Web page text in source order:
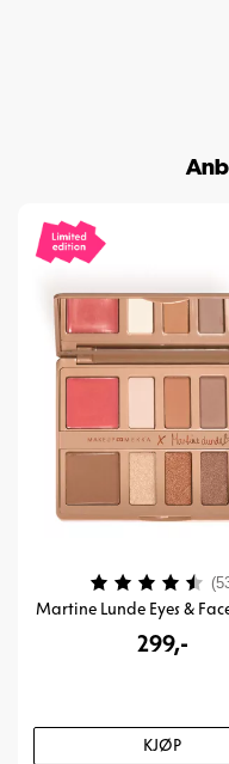
Martine Lunde Eyes &
299,-
KJØP
Karakter: